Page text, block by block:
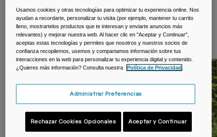
Tazas y Vasos
Riñoneras
Bolsas Bici
Bolsas Hidratación
Ver todo
Guías
Usamos cookies y otras tecnologías para optimizar tu experiencia online. Nos
ayudan a recordarte, personalizar tu visita (por ejemplo, mantener tu carrito
lleno, mostrartelos productos que te interesan y enviarte anuncios más
relevantes) y mejorar nuestra web. Al hacer clic en "Aceptar y Continuar",
aceptas estas tecnologías y permites que nosotros y nuestros socios de
confianza recopilemos, usemos y compartamos información sobre tus
interacciones en la web para personalizar tu experiencia digital y contenido.
¿Quieres más información? Consulta nuestra
Política de Privacidad
Administrar Preferencias
Rechazar Cookies Opcionales Aceptar y Continuar